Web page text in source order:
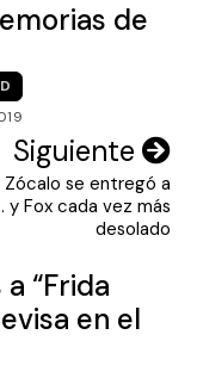
de
Siguiente
Zócalo se entregó a
y Fox cada vez más
desolado
“Frida
en el